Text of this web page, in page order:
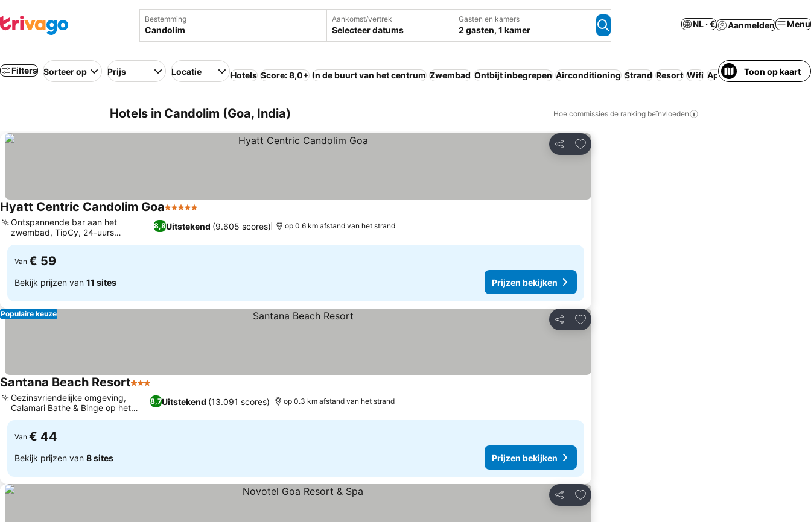
Bestemming Aankomst/vertrek
Selecteer datums
Gasten en kamers
2 gasten, 1 kamer
NL · € Aanmelden Menu
Filters Sorteer op Prijs Locatie Hotels Score: 8,0+ In de buurt van het centrum Zwembad Ontbijt inbegrepen Airconditioning Strand Resort Wifi Aparthotel Gratis
Toon op kaart
Hotels in Candolim (Goa, India) Hoe commissies de ranking beïnvloeden
Delen
Toevoegen aan favorieten
Hyatt Centric Candolim Goa5 Sterren
8,8Uitstekend (9.605 scores)
Ontspannende bar aan het
zwembad, TipCy, 24-uurs
fitnesscentrum
op 0.6 km afstand van het strand
Van € 59
Bekijk prijzen van 11 sites Prijzen bekijken
Delen
Toevoegen aan favorieten
Populaire keuze
Santana Beach Resort3 Sterren
8,7Uitstekend (13.091 scores)
Gezinsvriendelijke omgeving,
Calamari Bathe & Binge op het
terrein
op 0.3 km afstand van het strand
Van € 44
Bekijk prijzen van 8 sites Prijzen bekijken
Delen
Toevoegen aan favorieten